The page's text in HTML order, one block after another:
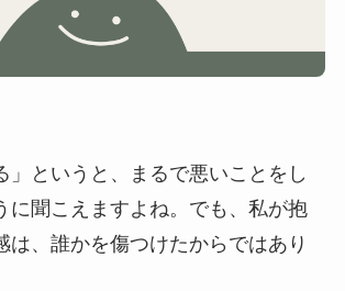
」というと、まるで悪いことをし
に聞こえますよね。でも、私が抱
は、誰かを傷つけたからではあり